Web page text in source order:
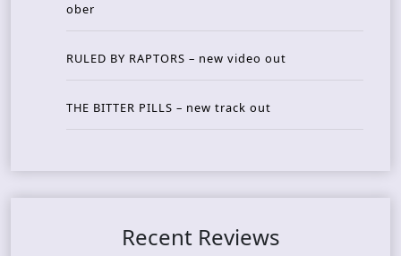
ober
RULED BY RAPTORS – new video out
THE BITTER PILLS – new track out
Recent Reviews